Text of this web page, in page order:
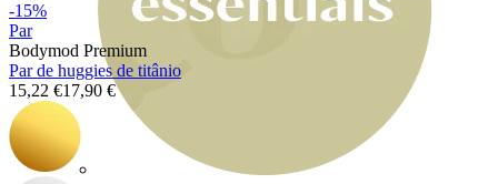
-15%
Par
Bodymod Premium
Par de huggies de titânio
15,22 €17,90 €